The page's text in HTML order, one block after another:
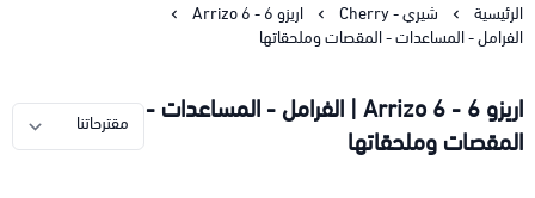
الرئيسية شيري - Cherry
اريزو 6 - Arrizo 6
الفرامل - المساعدات - المقصات وملحقاتها
اريزو 6 - Arrizo 6 | الفرامل - المساعدات -
المقصات وملحقاتها